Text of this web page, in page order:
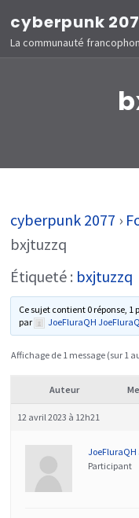
au
contenu
cyberpunk
La communauté
cyberpunk 2077 ›
bxjtuzzq
Étiqueté : bxjtuzzq
Ce sujet contient 0 réponse,
par
JoeFluraQH
Affichage de 1 message (sur 1
Auteur
12 avril 2023 à 12h21
JoeFluraQH
Participant